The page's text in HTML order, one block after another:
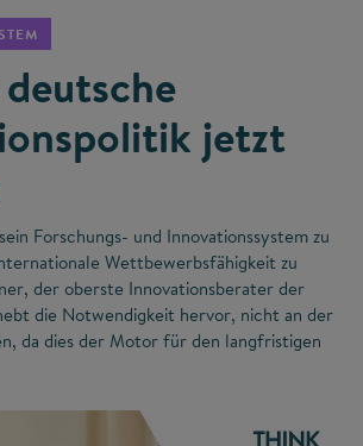
jetzt
Forschungs- und Innovationssystem zu
Wettbewerbsfähigkeit zu
der oberste Innovationsberater der
die Notwendigkeit hervor, nicht an der
da dies der Motor für den langfristigen